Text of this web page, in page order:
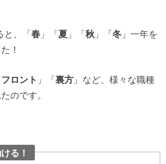
と、「春」「夏」「秋」「冬」一年を
！
フロント 」「裏方」など、様々な職種
のです。
る！